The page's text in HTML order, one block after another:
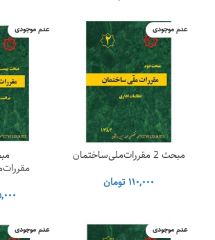
عدم موجودی
مبحث 2 مقررات‌ملی‌ساختمان
۱۱۰,۰۰۰تومان
عدم موجودی
عدم موجودی عدم موجودی